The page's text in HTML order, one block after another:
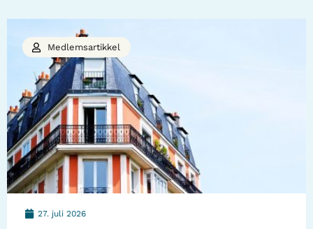
27. juli 2026
Medlemsartikkel